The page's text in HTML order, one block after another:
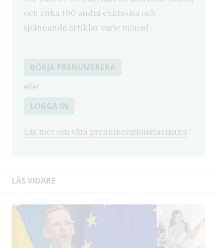
och cirka 100 andra exklusiva och
spännande artiklar varje månad.
BÖRJA PRENUMERERA
eller
LOGGA IN
Läs mer om våra prenumerationsvarianter
LÄS VIDARE